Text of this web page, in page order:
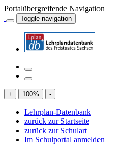
Portalübergreifende Navigation
Toggle navigation
+ 100% -
Lehrplan-Datenbank
zurück zur Startseite
zurück zur Schulart
Im Schulportal anmelden